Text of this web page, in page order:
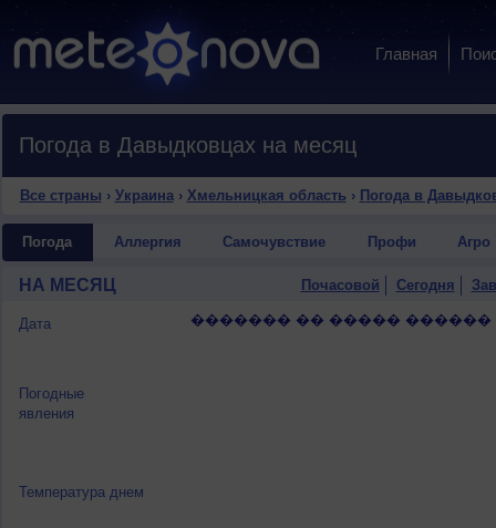
Главная
Погода в Давыдковцах на месяц
Все страны › Украина› Хмельницкая область › Погода в
Погода Аллергия Самочувствие Профи Агро
НА МЕСЯЦ Почасовой Сегодня
Дата
Погодные
явления
Температура днем
������� �� �����